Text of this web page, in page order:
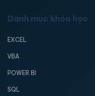
Danh mục khóa học
EXCEL
VBA
POWER BI
SQL